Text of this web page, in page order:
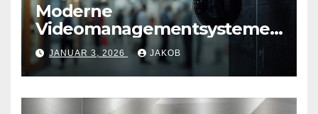
Moderne
Videomanagementsysteme
(VMS) – mehr als nur
Überwachungswerkzeuge
JANUAR 3, 2026 JAKOB